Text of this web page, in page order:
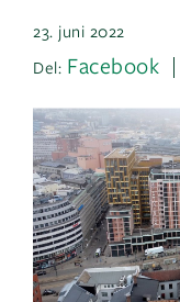
23. juni 2022
Del: Facebook